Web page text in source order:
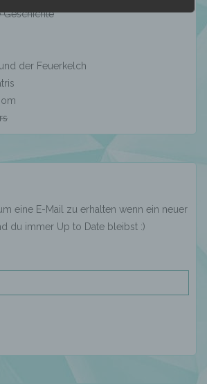
Geschichte
der Feuerkelch
eine E-Mail zu erhalten wenn ein neuer
du immer Up to Date bleibst :)
Person
natürliche Person, deren
Daten von dem für die
Verantwortlichen verarbeitet
ist jeder mit oder ohne Hilfe
das Erheben, das Erfassen, die
das Ordnen, die Speicherung,
oder Veränderung, das
das Abfragen, die Verwendung,